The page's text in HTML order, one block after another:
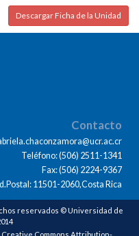
Descargar Ficha de la Unidad
Contacto
Teléfono: (506) 2511-1341
Fax: (506) 2224-9367
11501-2060,Costa Rica
reservados © Universidad de